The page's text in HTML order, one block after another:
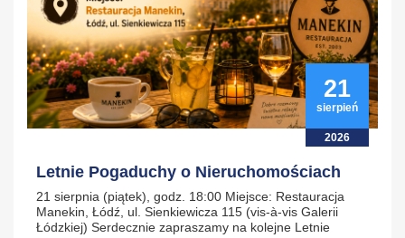
21
sierpień
2026
Letnie Pogaduchy o Nieruchomościach
21 sierpnia (piątek), godz. 18:00 Miejsce: Restauracja
Manekin, Łódź, ul. Sienkiewicza 115 (vis-à-vis Galerii
Łódzkiej) Serdecznie zapraszamy na kolejne Letnie